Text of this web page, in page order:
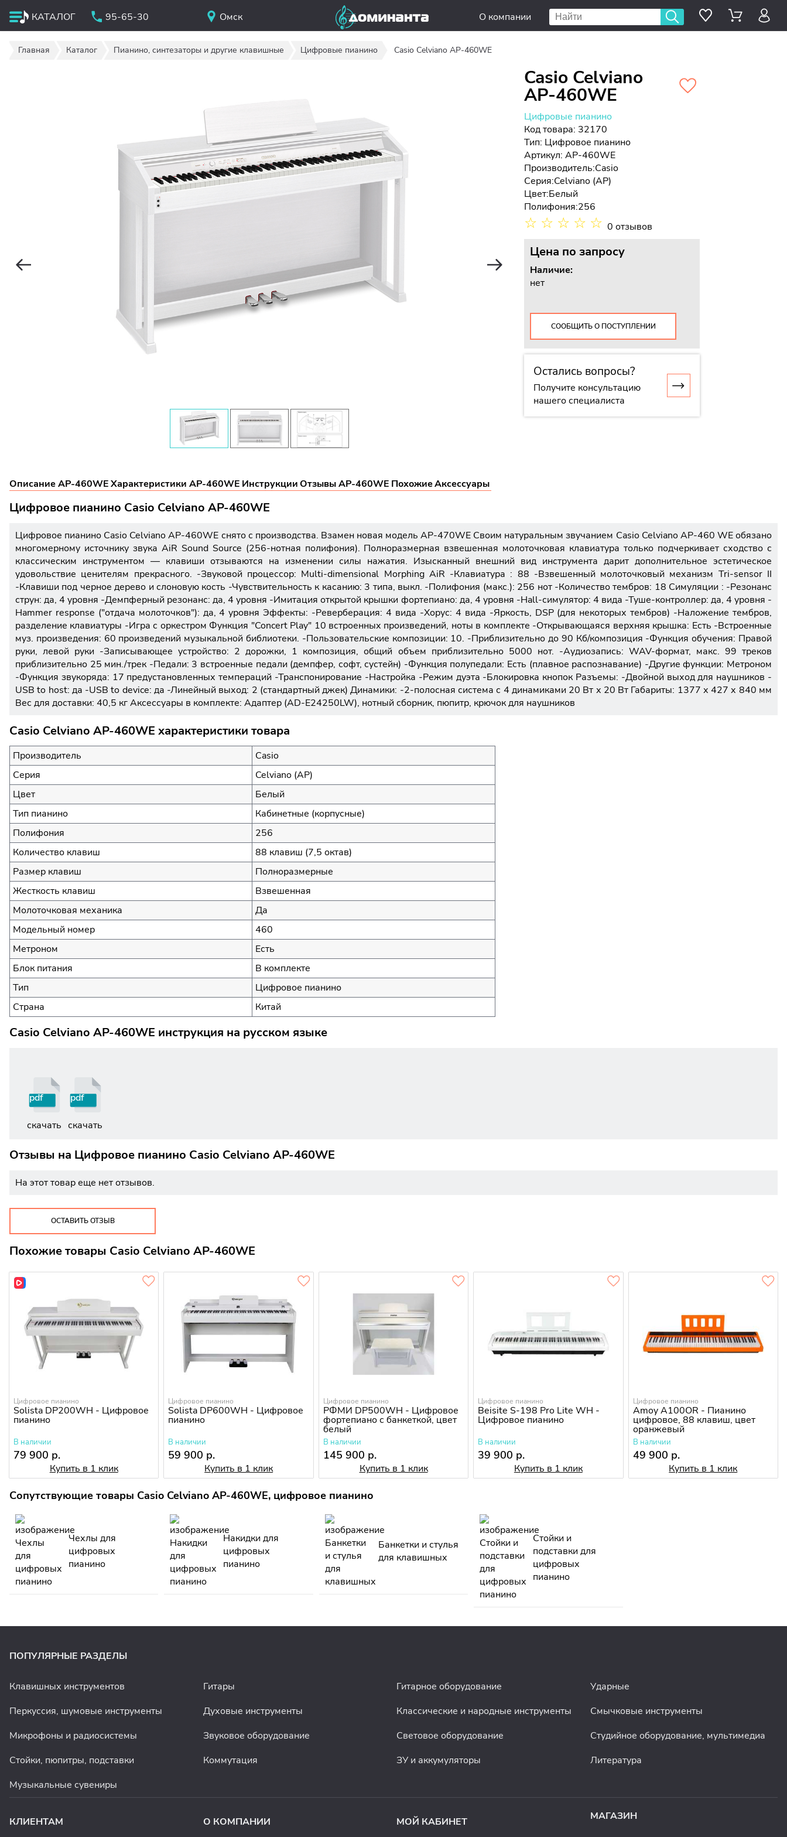
КАТАЛОГ 95-65-30 Омск О компании
Главная Каталог Пианино, синтезаторы и другие клавишные Цифровые пианино Casio Celviano AP-460WE
Casio Celviano
AP-460WE
Цифровые пианино
Код товара: 32170
Тип: Цифровое пианино
Артикул: AP-460WE
Производитель:Casio
Серия:Celviano (AP)
Цвет:Белый
Полифония:256
☆ ☆ ☆ ☆ ☆ 0 отзывов
Цена по запросу
Наличие:
нет
СООБЩИТЬ О ПОСТУПЛЕНИИ
Остались вопросы?
Получите консультацию
нашего специалиста
Описание AP-460WEХарактеристики AP-460WE ИнструкцииОтзывы AP-460WE ПохожиеАксессуары
Цифровое пианино Casio Celviano AP-460WE
Цифровое пианино Casio Celviano AP-460WE снято с производства. Взамен новая модель AP-470WE Своим натуральным звучанием Casio Celviano AP-460 WE обязано
многомерному источнику звука AiR Sound Source (256-нотная полифония). Полноразмерная взвешенная молоточковая клавиатура только подчеркивает сходство с
классическим инструментом — клавиши отзываются на изменении силы нажатия. Изысканный внешний вид инструмента дарит дополнительное эстетическое
удовольствие ценителям прекрасного. -Звуковой процессор: Multi-dimensional Morphing AiR -Клавиатура : 88 -Взвешенный молоточковый механизм Tri-sensor II
-Клавиши под черное дерево и слоновую кость -Чувствительность к касанию: 3 типа, выкл. -Полифония (макс.): 256 нот -Количество тембров: 18 Симуляции : -Резонанс
струн: да, 4 уровня -Демпферный резонанс: да, 4 уровня -Имитация открытой крышки фортепиано: да, 4 уровня -Hall-симулятор: 4 вида -Туше-контроллер: да, 4 уровня -
Hammer response ("отдача молоточков"): да, 4 уровня Эффекты: -Реверберация: 4 вида -Хорус: 4 вида -Яркость, DSP (для некоторых тембров) -Наложение тембров,
разделение клавиатуры -Игра с оркестром Функция "Concert Play" 10 встроенных произведений, ноты в комплекте -Открывающаяся верхняя крышка: Есть -Встроенные
муз. произведения: 60 произведений музыкальной библиотеки. -Пользовательские композиции: 10. -Приблизительно до 90 Кб/композиция -Функция обучения: Правой
руки, левой руки -Записывающее устройство: 2 дорожки, 1 композиция, общий объем приблизительно 5000 нот. -Аудиозапись: WAV-формат, макс. 99 треков
приблизительно 25 мин./трек -Педали: 3 встроенные педали (демпфер, софт, сустейн) -Функция полупедали: Есть (плавное распознавание) -Другие функции: Метроном
-Функция звукоряда: 17 предустановленных темпераций -Транспонирование -Настройка -Режим дуэта -Блокировка кнопок Разъемы: -Двойной выход для наушников -
USB to host: да -USB to device: да -Линейный выход: 2 (стандартный джек) Динамики: -2-полосная система с 4 динамиками 20 Вт х 20 Вт Габариты: 1377 х 427 х 840 мм
Вес для доставки: 40,5 кг Аксессуары в комплекте: Адаптер (AD-E24250LW), нотный сборник, пюпитр, крючок для наушников
Casio Celviano AP-460WE характеристики товара
Производитель
Casio
Серия
Celviano (AP)
Цвет
Белый
Тип пианино
Кабинетные (корпусные)
Полифония
256
Количество клавиш
88 клавиш (7,5 октав)
Размер клавиш
Полноразмерные
Жесткость клавиш
Взвешенная
Молоточковая механика
Да
Модельный номер
460
Метроном
Есть
Блок питания
В комплекте
Тип
Цифровое пианино
Страна
Китай
Casio Celviano AP-460WE инструкция на русском языке
pdf
скачать
pdf
скачать
Отзывы на Цифровое пианино Casio Celviano AP-460WE
На этот товар еще нет отзывов.
ОСТАВИТЬ ОТЗЫВ
Похожие товары Casio Celviano AP-460WE
Цифровое пианино
Solista DP200WH - Цифровое
пианино
В наличии
79 900 р.
Купить в 1 клик
Цифровое пианино
Solista DP600WH - Цифровое
пианино
В наличии
59 900 р.
Купить в 1 клик
Цифровое пианино
РФМИ DP500WH - Цифровое
фортепиано с банкеткой, цвет
белый
В наличии
145 900 р.
Купить в 1 клик
Цифровое пианино
Beisite S-198 Pro Lite WH -
Цифровое пианино
В наличии
39 900 р.
Купить в 1 клик
Цифровое пианино
Amoy A100OR - Пианино
цифровое, 88 клавиш, цвет
оранжевый
В наличии
49 900 р.
Купить в 1 клик
Сопутствующие товары Casio Celviano AP-460WE, цифровое пианино
Чехлы для
цифровых
пианино
Накидки для
цифровых
пианино
Банкетки и стулья
для клавишных
Стойки и
подставки для
цифровых
пианино
ПОПУЛЯРНЫЕ РАЗДЕЛЫ
Клавишных инструментов Гитары Гитарное оборудование
Ударные
Перкуссия, шумовые инструменты
Духовые инструменты Классические и народные инструменты
Смычковые инструменты
Микрофоны и радиосистемы
Звуковое оборудование Световое оборудование
Студийное оборудование, мультимедиа
Стойки, пюпитры, подставки
Коммутация ЗУ и аккумуляторы
Литература
Музыкальные сувениры
КЛИЕНТАМ О КОМПАНИИ МОЙ КАБИНЕТ МАГАЗИН